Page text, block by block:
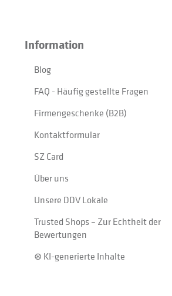
Information
Blog
FAQ - Häufig gestellte Fragen
Firmengeschenke (B2B)
Kontaktformular
SZ Card
Über uns
Unsere DDV Lokale
Trusted Shops – Zur Echtheit der
Bewertungen
⊛ KI-generierte Inhalte